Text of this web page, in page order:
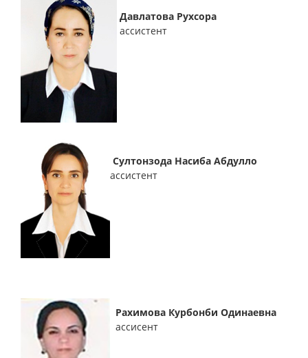
Давлатова Рухсора
ассистент
Султонзода Насиба Абдулло
ассистент
Рахимова Курбонби Одинаевна
ассисент